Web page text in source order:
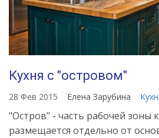
Кухня с "островом"
28 Фев 2015 Елена Зарубина
"Остров" - часть рабочей зоны
размещается отдельно от